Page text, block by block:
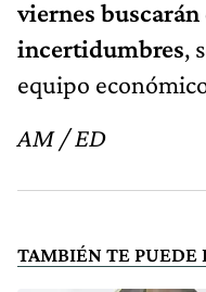
viernes buscarán
incertidumbres,
equipo
AM / ED
TAMBIÉN TE PUEDE